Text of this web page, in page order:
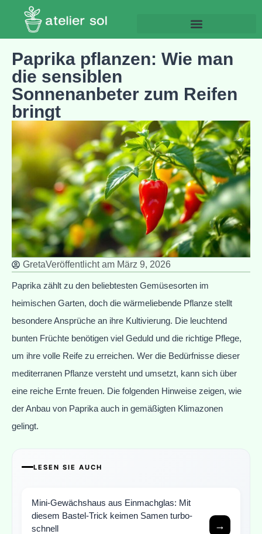
Paprika pflanzen: Wie man
die sensiblen
Sonnenanbeter zum Reifen
bringt
GretaVeröffentlicht am März 9, 2026
Paprika zählt zu den beliebtesten Gemüsesorten im
heimischen Garten, doch die wärmeliebende Pflanze stellt
besondere Ansprüche an ihre Kultivierung. Die leuchtend
bunten Früchte benötigen viel Geduld und die richtige Pflege,
um ihre volle Reife zu erreichen. Wer die Bedürfnisse dieser
mediterranen Pflanze versteht und umsetzt, kann sich über
eine reiche Ernte freuen. Die folgenden Hinweise zeigen, wie
der Anbau von Paprika auch in gemäßigten Klimazonen
gelingt.
LESEN SIE AUCH
Mini-Gewächshaus aus Einmachglas: Mit
diesem Bastel-Trick keimen Samen turbo-
schnell
→